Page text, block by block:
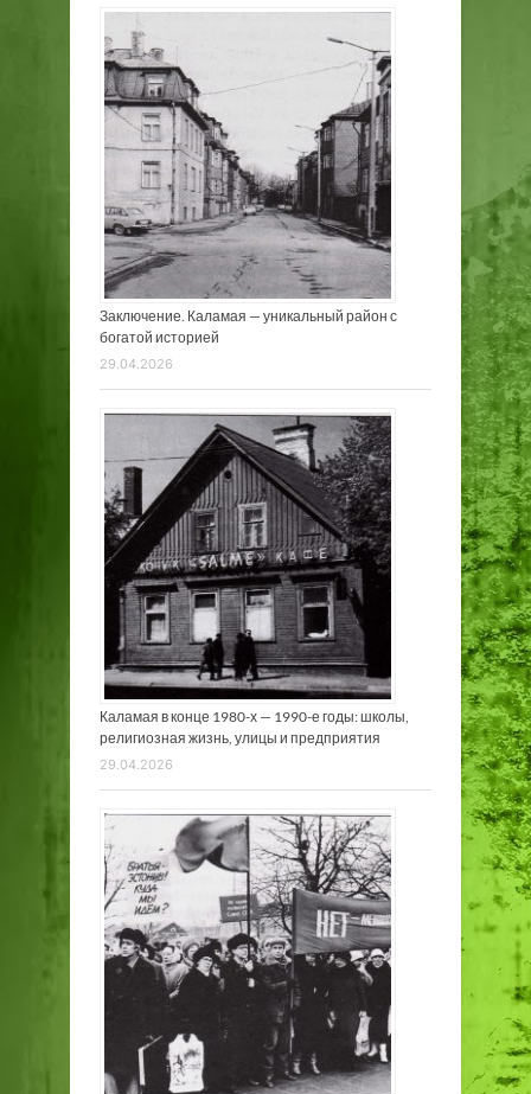
Заключение. Каламая — уникальный район с
богатой историей
29.04.2026
Каламая в конце 1980-х — 1990-е годы: школы,
религиозная жизнь, улицы и предприятия
29.04.2026